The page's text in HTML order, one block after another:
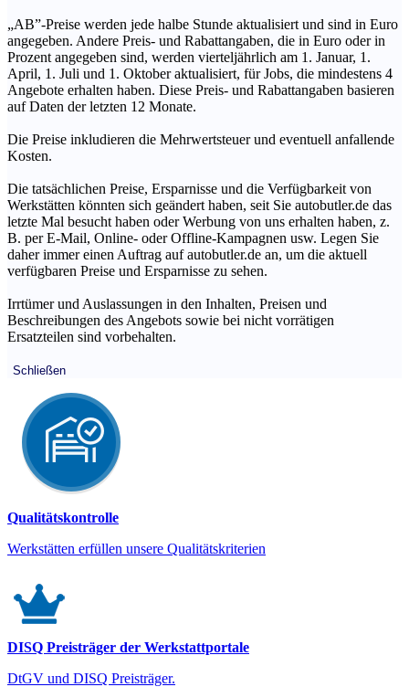
„AB”-Preise werden jede halbe Stunde aktualisiert und sind in Euro
angegeben. Andere Preis- und Rabattangaben, die in Euro oder in
Prozent angegeben sind, werden vierteljährlich am 1. Januar, 1.
April, 1. Juli und 1. Oktober aktualisiert, für Jobs, die mindestens 4
Angebote erhalten haben. Diese Preis- und Rabattangaben basieren
auf Daten der letzten 12 Monate.
Die Preise inkludieren die Mehrwertsteuer und eventuell anfallende
Kosten.
Die tatsächlichen Preise, Ersparnisse und die Verfügbarkeit von
Werkstätten könnten sich geändert haben, seit Sie autobutler.de das
letzte Mal besucht haben oder Werbung von uns erhalten haben, z.
B. per E-Mail, Online- oder Offline-Kampagnen usw. Legen Sie
daher immer einen Auftrag auf autobutler.de an, um die aktuell
verfügbaren Preise und Ersparnisse zu sehen.
Irrtümer und Auslassungen in den Inhalten, Preisen und
Beschreibungen des Angebots sowie bei nicht vorrätigen
Ersatzteilen sind vorbehalten.
Schließen
Qualitätskontrolle
Werkstätten erfüllen unsere Qualitätskriterien
DISQ Preisträger der Werkstattportale
DtGV und DISQ Preisträger.